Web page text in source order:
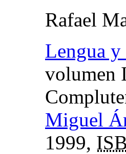
Rafael
Lengua
volumen
Miguel
1999,